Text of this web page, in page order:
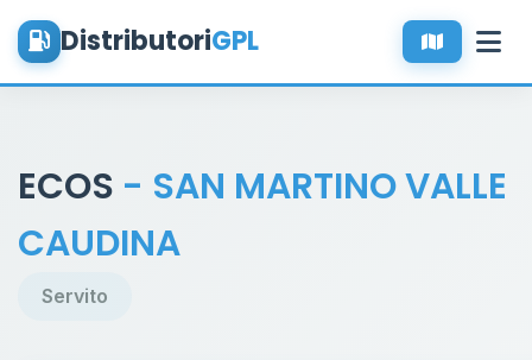
DistributoriGPL
ECOS - SAN MARTINO VALLE
CAUDINA
Servito